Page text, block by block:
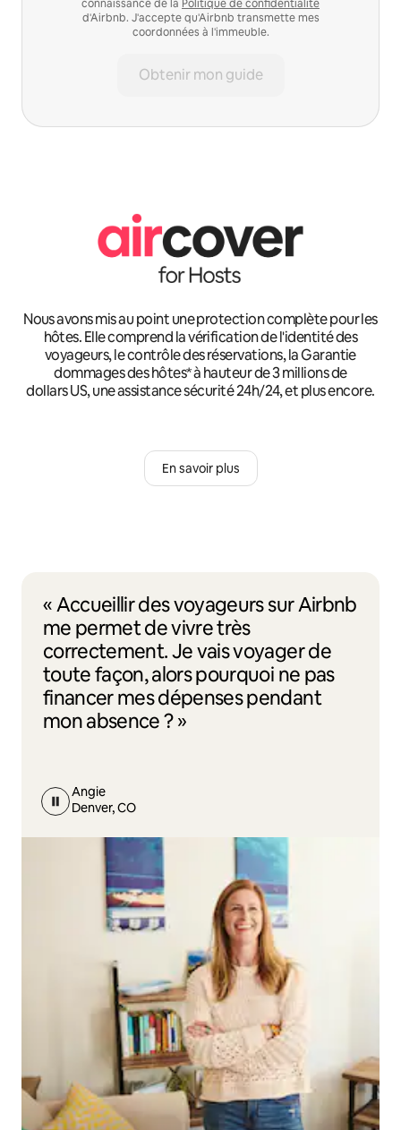
connaissance de la Politique de confidentialité
d'Airbnb. J'accepte qu'Airbnb transmette mes
coordonnées à l'immeuble.
Obtenir mon guide
Nous avons mis au point une protection complète pour les
hôtes. Elle comprend la vérification de l'identité des
voyageurs, le contrôle des réservations, la Garantie
dommages des hôtes* à hauteur de 3 millions de
dollars US, une assistance sécurité 24h/24, et plus encore.
En savoir plus
« Accueillir des voyageurs sur Airbnb
me permet de vivre très
correctement. Je vais voyager de
toute façon, alors pourquoi ne pas
financer mes dépenses pendant
mon absence ? »
Angie
Denver, CO